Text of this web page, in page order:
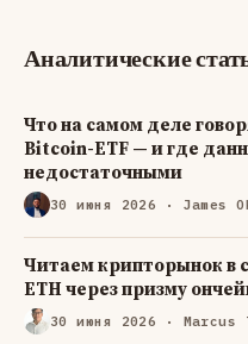
Аналитические
Что на самом деле
Bitcoin-ETF — и где
недостаточными
30 июня 2026 · James
Читаем крипторынок в
ETH через призму
30 июня 2026 · Marcus